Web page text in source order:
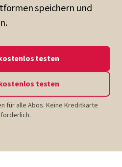
speichern und
testen
testen
für alle Abos. Keine Kreditkarte